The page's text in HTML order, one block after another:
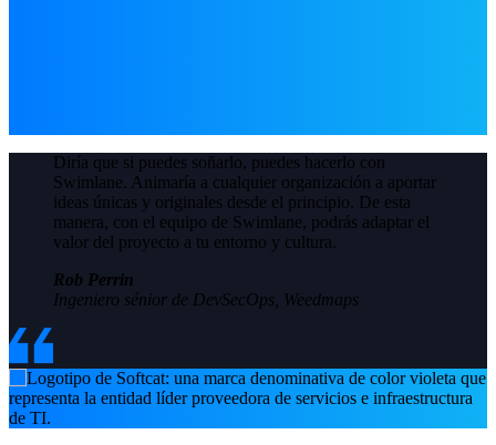
Diría que si puedes soñarlo, puedes hacerlo con
Swimlane. Animaría a cualquier organización a aportar
ideas únicas y originales desde el principio. De esta
manera, con el equipo de Swimlane, podrás adaptar el
valor del proyecto a tu entorno y cultura.
Rob Perrin
Ingeniero sénior de DevSecOps, Weedmaps